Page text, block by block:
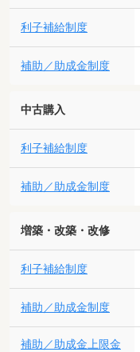
利子補給制度
補助／助成金制度
中古購入
利子補給制度
補助／助成金制度
増築・改築・改修
利子補給制度
補助／助成金制度
補助／助成金上限金